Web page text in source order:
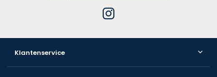
Klantenservice